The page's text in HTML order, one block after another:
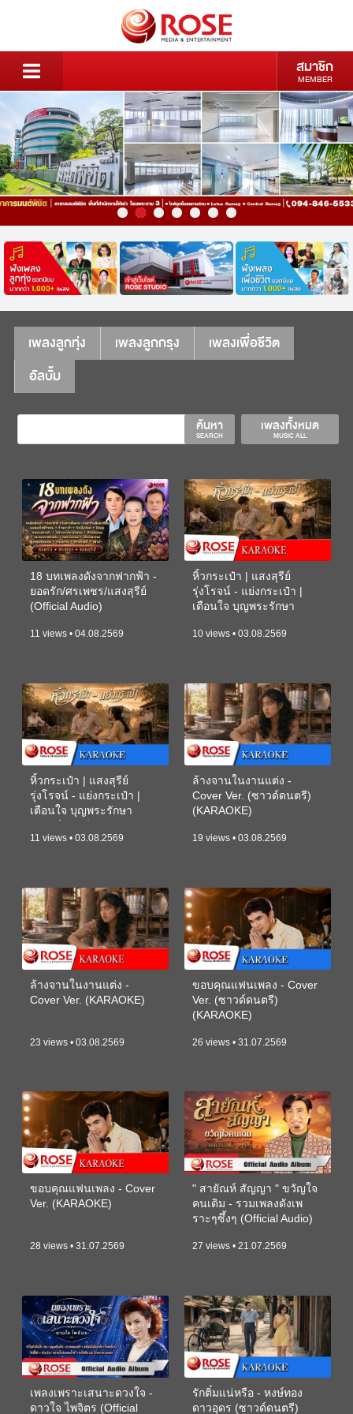
สมาชิก
MEMBER
เพลงลูกทุ่ง เพลงลูกกรุง
เพลงเพื่อชีวิต
อัลบั้ม
เพลงทั้งหมด
MUSIC ALL
ค้นหา
SEARCH
18 บทเพลงดังจากฟากฟ้า -
ยอดรัก/ศรเพชร/แสงสุรีย์
(Official Audio)
11 views • 04.08.2569
หิ้วกระเป๋า | แสงสุรีย์
รุ่งโรจน์ - แย่งกระเป๋า |
เตือนใจ บุญพระรักษา
10 views • 03.08.2569
หิ้วกระเป๋า | แสงสุรีย์
รุ่งโรจน์ - แย่งกระเป๋า |
เตือนใจ บุญพระรักษา
11 views • 03.08.2569
ล้างจานในงานแต่ง -
Cover Ver. (ซาวด์ดนตรี)
(KARAOKE)
19 views • 03.08.2569
ล้างจานในงานแต่ง -
Cover Ver. (KARAOKE)
23 views • 03.08.2569
ขอบคุณแฟนเพลง - Cover
Ver. (ซาวด์ดนตรี)
(KARAOKE)
26 views • 31.07.2569
ขอบคุณแฟนเพลง - Cover
Ver. (KARAOKE)
28 views • 31.07.2569
" สายัณห์ สัญญา " ขวัญใจ
คนเดิม - รวมเพลงดังเพ
ราะๆซึ้งๆ (Official Audio)
27 views • 21.07.2569
เพลงเพราะเสนาะดวงใจ -
ดาวใจ ไพจิตร (Official
รักติ๋มแน่หรือ - หงษ์ทอง
ดาวอุดร (ซาวด์ดนตรี)